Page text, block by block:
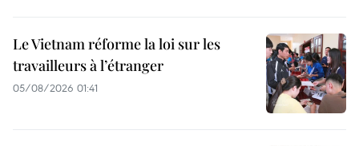
Le Vietnam réforme la loi sur les
travailleurs à l’étranger
05/08/2026 01:41